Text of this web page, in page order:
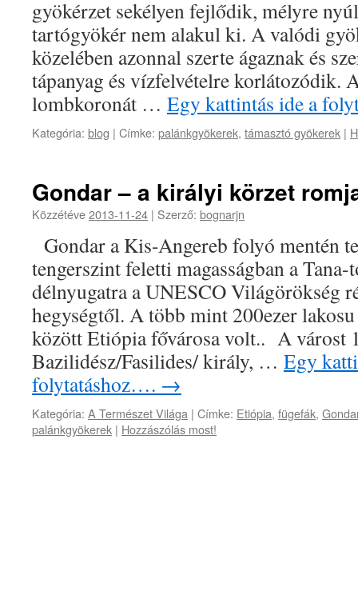
gyökérzet sekélyen fejlődik, mélyre
tartógyökér nem alakul ki. A valódi
közelében azonnal szerte ágaznak és
tápanyag és vízfelvételre korlátozódik.
lombkoronát … Egy kattintás ide a
Kategória: blog | Címke: palánkgyökerek, támasztó gyökerek |
Gondar – a királyi körzet
Közzétéve2013-11-24 | Szerző: bognarjn
Gondar a Kis-Angereb folyó mentén
tengerszint feletti magasságban a
délnyugatra a UNESCO Világörökség
hegységtől. A több mint 200ezer
között Etiópia fővárosa volt.. A várost
Bazilidész/Fasilides/ király, … Egy
folytatáshoz…. →
Kategória: A Természet Világa | Címke: Etiópia, fügefák,
palánkgyökerek | Hozzászólás most!